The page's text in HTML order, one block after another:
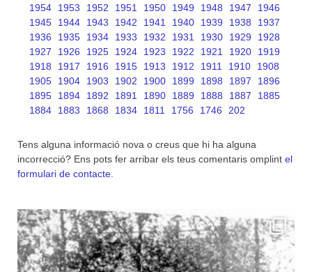
1954
1953 1952 1951 1950 1949 1948 1947
1946
1945
1944 1943 1942 1941 1940 1939 1938
1937
1936
1935 1934 1933 1932 1931 1930 1929
1928
1927
1926 1925 1924 1923 1922 1921 1920
1919
1918
1917 1916 1915 1913 1912 1911 1910
1908
1905
1904 1903 1902 1900 1899 1898 1897
1896
1895
1894 1892 1891 1890 1889 1888 1887
1885
1884
1883 1868 1834 1811 1756 1746 202
Tens alguna informació nova o creus que hi ha alguna
incorrecció? Ens pots fer arribar els teus comentaris omplint el
formulari de contacte.